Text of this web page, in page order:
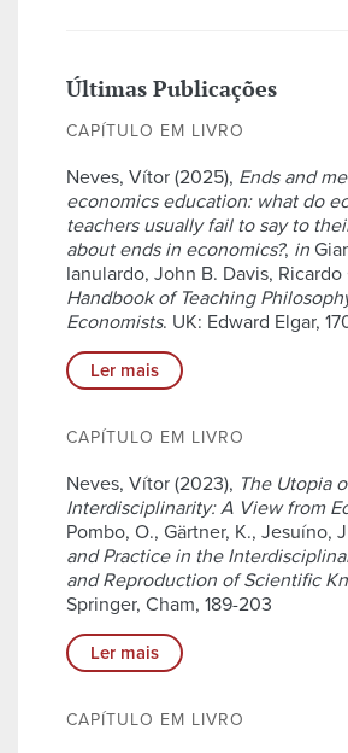
Últimas Publicações
CAPÍTULO EM LIVRO
Neves, Vítor (2025), Ends and
economics education: what do
teachers usually fail to say to
about ends in economics?, in
Ianulardo, John B. Davis, Ricardo
Handbook of Teaching
Economists. UK: Edward Elgar,
Ler mais
CAPÍTULO EM LIVRO
Neves, Vítor (2023), The Utopia
Interdisciplinarity: A View from
Pombo, O., Gärtner, K., Jesuíno,
and Practice in the
and Reproduction of Scientific
Springer, Cham, 189-203
Ler mais
CAPÍTULO EM LIVRO